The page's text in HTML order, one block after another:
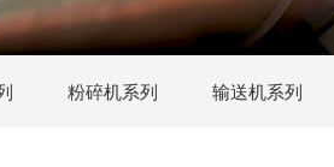
粉碎机系列 输送机系列